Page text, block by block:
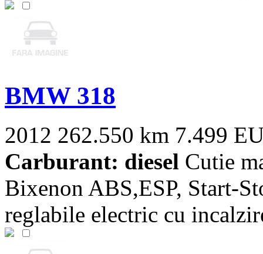
BMW 318
2012 262.550 km 7.499
Carburant: diesel Cutie
Bixenon ABS,ESP, Start-
reglabile electric cu